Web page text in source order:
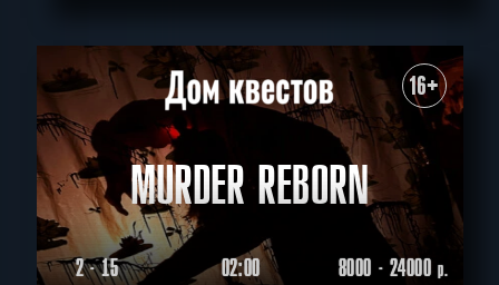
16+
MURDER REBORN
2 - 15 02:00 8000 - 24000р.